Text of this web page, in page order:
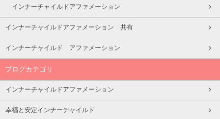
インナーチャイルドアファメーション
インナーチャイルドアファメーション 共有
インナーチャイルド アファメーション
ブログカテゴリ
インナーチャイルドアファメーション
幸福と安定インナーチャイルド